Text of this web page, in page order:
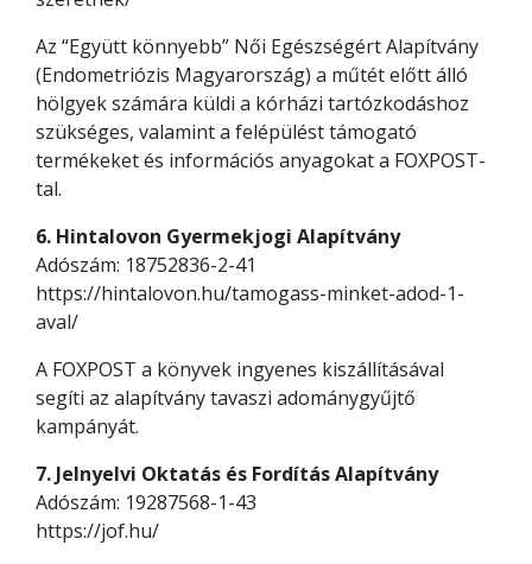
Az “Együtt könnyebb” Női Egészségért Alapítvány
(Endometriózis Magyarország) a műtét előtt álló
hölgyek számára küldi a kórházi tartózkodáshoz
szükséges, valamint a felépülést támogató
termékeket és információs anyagokat a FOXPOST-
tal.
6. Hintalovon Gyermekjogi Alapítvány
Adószám: 18752836-2-41
https://hintalovon.hu/tamogass-minket-adod-1-
aval/
A FOXPOST a könyvek ingyenes kiszállításával
segíti az alapítvány tavaszi adománygyűjtő
kampányát.
7. Jelnyelvi Oktatás és Fordítás Alapítvány
Adószám: 19287568-1-43
https://jof.hu/